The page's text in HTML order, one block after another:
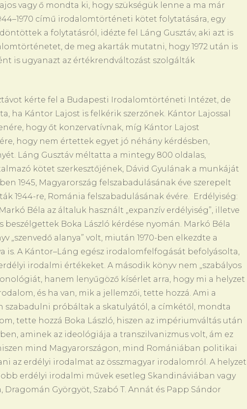
vagy ő mondta ki, hogy szükségük lenne a ma már
című irodalomtörténeti kötet folytatására, egy
a folytatásról, idézte fel Láng Gusztáv, aki azt is
de meg akarták mutatni, hogy 1972 után is
is ugyanazt az értékrendváltozást szolgálták
kérte fel a Budapesti Irodalomtörténeti Intézet, de
ha Kántor Lajost is felkérik szerzőnek. Kántor Lajossal
hogy őt konzervatívnak, míg Kántor Lajost
hogy nem értettek egyet jó néhány kérdésben,
Láng Gusztáv méltatta a mintegy 800 oldalas,
kötet szerkesztőjének, Dávid Gyulának a munkáját
1945, Magyarország felszabadulásának éve szerepelt
1944-re, Románia felszabadulásának évére. Erdélyiség:
Béla az általuk használt „expanzív erdélyiség”, illetve
beszélgettek Boka László kérdése nyomán. Markó Béla
„szenvedő alanya” volt, miután 1970-ben elkezdte a
is. A Kántor–Láng egész irodalomfelfogását befolyásolta,
irodalmi értékeket. A második könyv nem „szabályos
hanem lenyűgöző kísérlet arra, hogy mi a helyzet
és ha van, mik a jellemzői, tette hozzá. Ami a
szabadulni próbáltak a skatulyától, a címkétől, mondta
tette hozzá Boka László, hiszen az impériumváltás után
aminek az ideológiája a transzilvanizmus volt, ám ez
mind Magyarországon, mind Romániában politikai
az erdélyi irodalmat az összmagyar irodalomról. A helyzet
erdélyi irodalmi művek esetleg Skandináviában vagy
Györgyöt, Szabó T. Annát és Papp Sándor